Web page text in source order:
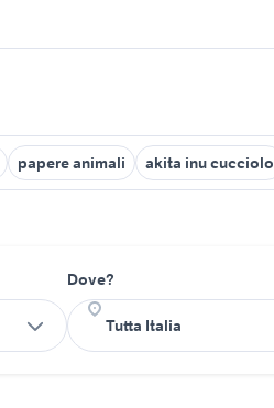
papere animali akita inu cucciolo
Dove?